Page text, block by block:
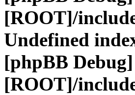
[ROOT]/
Undefined
[phpBB
[ROOT]/